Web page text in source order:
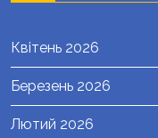
Квітень 2026
Березень 2026
Лютий 2026